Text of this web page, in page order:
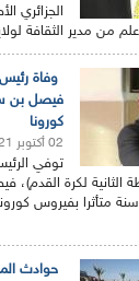
من مدير الثقافة
وفاة
فيصل بن
كورونا
02 أكتوبر 2021
توفي
الثانية لكرة
عمر يناهز 57 سنة متأثرا